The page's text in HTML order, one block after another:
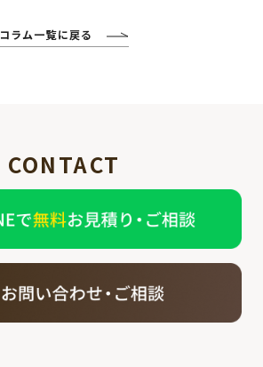
コラム一覧に戻る
CONTACT